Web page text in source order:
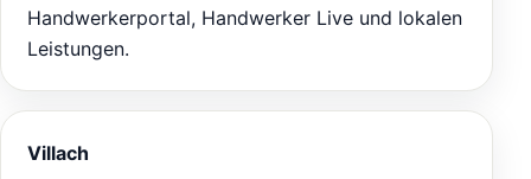
Handwerkerportal, Handwerker Live und lokalen
Leistungen.
Villach